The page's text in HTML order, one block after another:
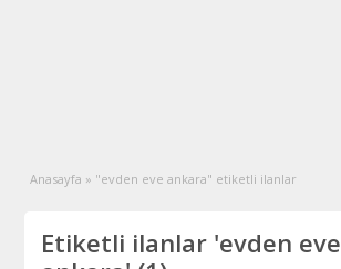
Anasayfa » "evden eve ankara" etiketli ilanlar
Etiketli ilanlar 'evden eve